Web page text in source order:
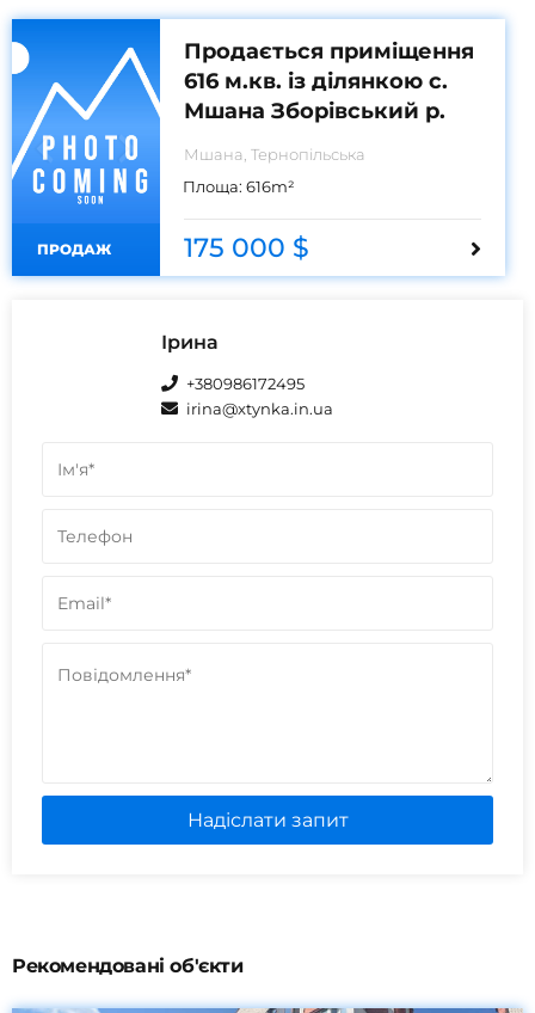
ПРОДАЖ
Продається приміщення
616 м.кв. із ділянкою с.
Мшана Зборівський р.
Мшана, Тернопільська
Площа: 616m²
175 000 $
Ірина
+380986172495
irina@xtynka.in.ua
Надіслати запит
Рекомендовані об'єкти